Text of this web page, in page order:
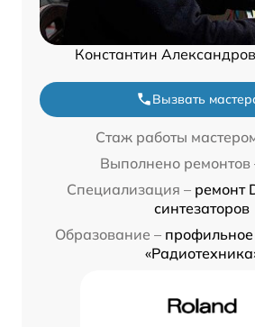
Константин
Вызвать
Стаж работы
Выполнено ремонтов
Специализация – ремонт
синтезаторов
Образование – профильное